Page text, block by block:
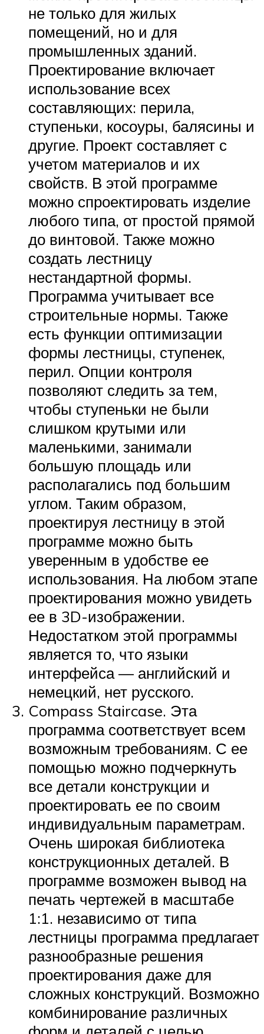
не только для жилых
помещений, но и для
промышленных зданий.
Проектирование включает
использование всех
составляющих: перила,
ступеньки, косоуры, балясины и
другие. Проект составляет с
учетом материалов и их
свойств. В этой программе
можно спроектировать изделие
любого типа, от простой прямой
до винтовой. Также можно
создать лестницу
нестандартной формы.
Программа учитывает все
строительные нормы. Также
есть функции оптимизации
формы лестницы, ступенек,
перил. Опции контроля
позволяют следить за тем,
чтобы ступеньки не были
слишком крутыми или
маленькими, занимали
большую площадь или
располагались под большим
углом. Таким образом,
проектируя лестницу в этой
программе можно быть
уверенным в удобстве ее
использования. На любом этапе
проектирования можно увидеть
ее в 3D-изображении.
Недостатком этой программы
является то, что языки
интерфейса — английский и
немецкий, нет русского.
Compass Staircase. Эта
программа соответствует всем
возможным требованиям. С ее
помощью можно подчеркнуть
все детали конструкции и
проектировать ее по своим
индивидуальным параметрам.
Очень широкая библиотека
конструкционных деталей. В
программе возможен вывод на
печать чертежей в масштабе
1:1. независимо от типа
лестницы программа предлагает
разнообразные решения
проектирования даже для
сложных конструкций. Возможно
комбинирование различных